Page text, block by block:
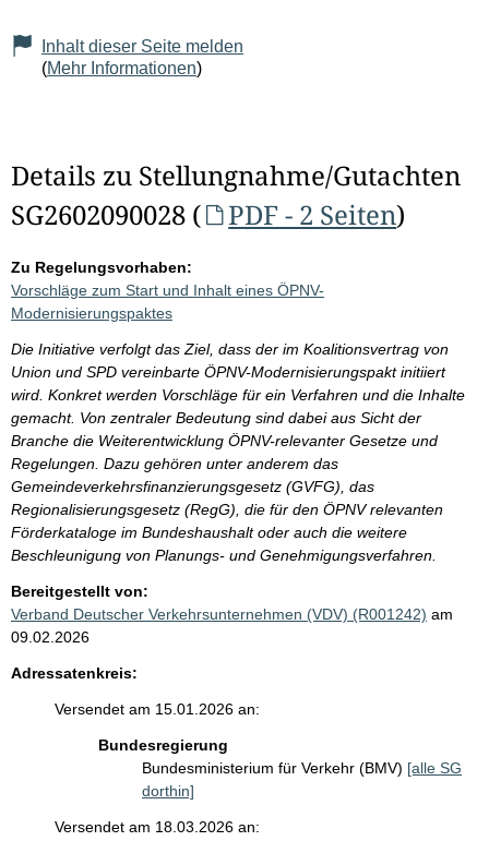
Inhalt dieser Seite melden
(Mehr Informationen)
Details zu Stellungnahme/Gutachten
SG2602090028 (
PDF - 2 Seiten)
Zu Regelungsvorhaben:
Vorschläge zum Start und Inhalt eines ÖPNV-
Modernisierungspaktes
Die Initiative verfolgt das Ziel, dass der im Koalitionsvertrag von
Union und SPD vereinbarte ÖPNV-Modernisierungspakt initiiert
wird. Konkret werden Vorschläge für ein Verfahren und die Inhalte
gemacht. Von zentraler Bedeutung sind dabei aus Sicht der
Branche die Weiterentwicklung ÖPNV-relevanter Gesetze und
Regelungen. Dazu gehören unter anderem das
Gemeindeverkehrsfinanzierungsgesetz (GVFG), das
Regionalisierungsgesetz (RegG), die für den ÖPNV relevanten
Förderkataloge im Bundeshaushalt oder auch die weitere
Beschleunigung von Planungs- und Genehmigungsverfahren.
Bereitgestellt von:
Verband Deutscher Verkehrsunternehmen (VDV) (R001242) am
09.02.2026
Adressatenkreis:
Versendet am 15.01.2026 an:
Bundesregierung
Bundesministerium für Verkehr (BMV) [alle SG
dorthin]
Versendet am 18.03.2026 an: